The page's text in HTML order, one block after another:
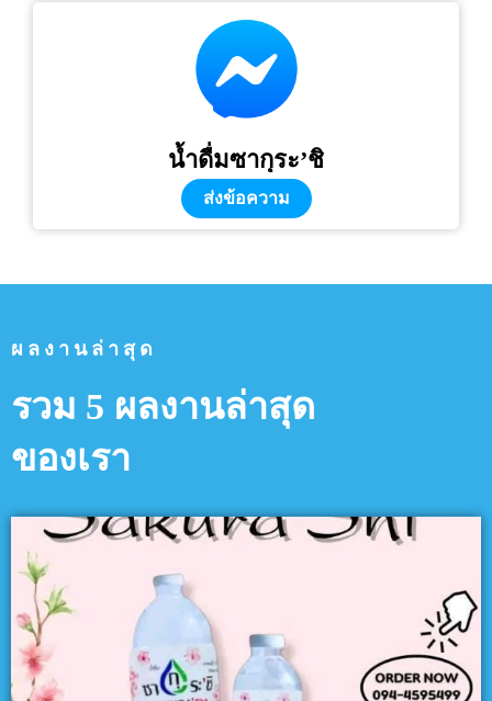
น้ำดื่มซากุระ’ชิ
ส่งข้อความ
ผลงานล่าสุด
รวม 5 ผลงานล่าสุด
ของเรา